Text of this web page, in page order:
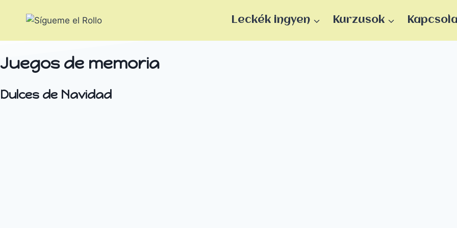
Leckék ingyen Kurzusok
Juegos de memoria
Dulces de Navidad